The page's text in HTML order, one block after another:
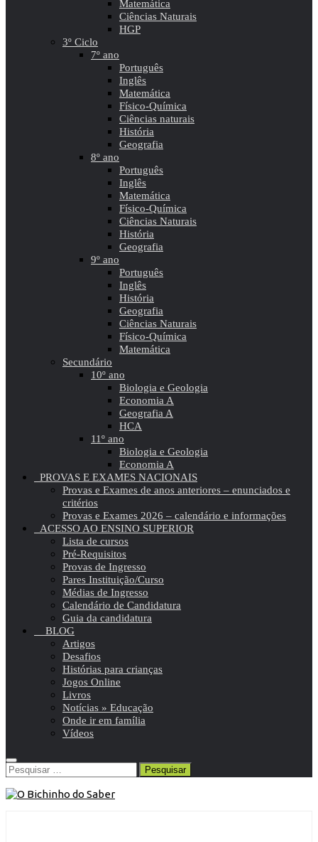
Matemática
Ciências Naturais
HGP
3º Ciclo
7º ano
Português
Inglês
Matemática
Físico-Química
Ciências naturais
História
Geografia
8º ano
Português
Inglês
Matemática
Físico-Química
Ciências Naturais
História
Geografia
9º ano
Português
Inglês
História
Geografia
Ciências Naturais
Físico-Química
Matemática
Secundário
10º ano
Biologia e Geologia
Economia A
Geografia A
HCA
11º ano
Biologia e Geologia
Economia A
PROVAS E EXAMES NACIONAIS
Provas e Exames de anos anteriores – enunciados e
critérios
Provas e Exames 2026 – calendário e informações
ACESSO AO ENSINO SUPERIOR
Lista de cursos
Pré-Requisitos
Provas de Ingresso
Pares Instituição/Curso
Médias de Ingresso
Calendário de Candidatura
Guia da candidatura
BLOG
Artigos
Desafios
Histórias para crianças
Jogos Online
Livros
Notícias » Educação
Onde ir em família
Vídeos
Pesquisar
por: